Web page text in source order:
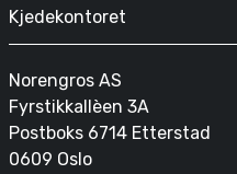
Kjedekontoret
Norengros AS
Fyrstikkallèen 3A
Postboks 6714 Etterstad
0609 Oslo